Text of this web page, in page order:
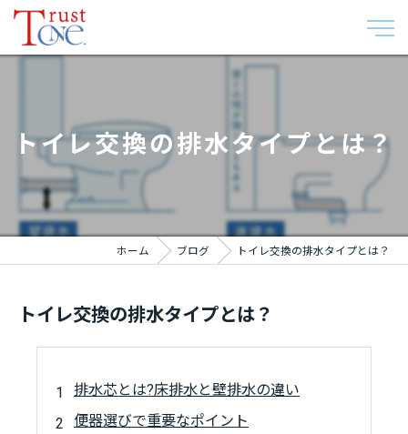
トイレ交換の排水タイプとは？
ホーム ブログ トイレ交換の排水タイプとは？
トイレ交換の排水タイプとは？
排水芯とは?床排水と壁排水の違い
便器選びで重要なポイント